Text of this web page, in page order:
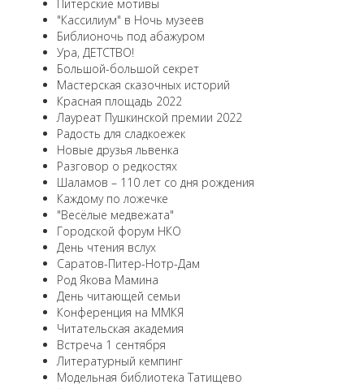
Питерские мотивы
"Кассилиум" в Ночь музеев
Библионочь под абажуром
Ура, ДЕТСТВО!
Большой-большой секрет
Мастерская сказочных историй
Красная площадь 2022
Лауреат Пушкинской премии 2022
Радость для сладкоежек
Новые друзья львенка
Разговор о редкостях
Шаламов – 110 лет со дня рождения
Каждому по ложечке
"Весёлые медвежата"
Городской форум НКО
День чтения вслух
Саратов-Питер-Нотр-Дам
Род Якова Мамина
День читающей семьи
Конференция на ММКЯ
Читательская академия
Встреча 1 сентября
Литературный кемпинг
Модельная библиотека Татищево